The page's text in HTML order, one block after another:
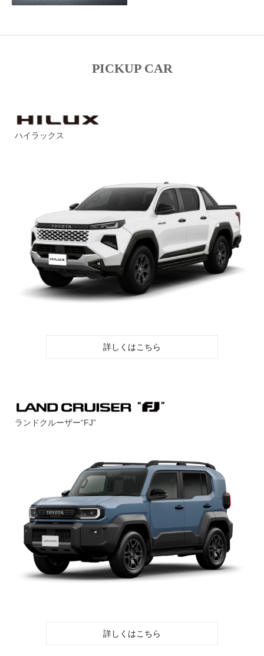
PICKUP CAR
ハイラックス
詳しくはこちら
ランドクルーザー“FJ”
詳しくはこちら